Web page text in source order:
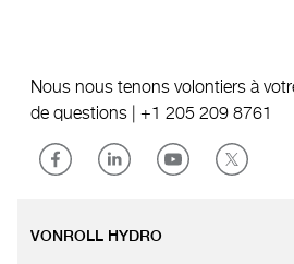
Nous nous tenons volontiers à
de questions | +1 205 209 8761
VONROLL HYDRO